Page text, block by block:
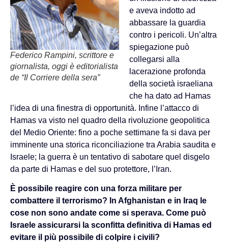
Federico Rampini, scrittore e
giornalista, oggi è editorialista
de “Il Corriere della sera”
e aveva indotto ad
abbassare la guardia
contro i pericoli. Un’altra
spiegazione può
collegarsi alla
lacerazione profonda
della società israeliana
che ha dato ad Hamas
l’idea di una finestra di opportunità. Infine l’attacco di
Hamas va visto nel quadro della rivoluzione geopolitica
del Medio Oriente: fino a poche settimane fa si dava per
imminente una storica riconciliazione tra Arabia saudita e
Israele; la guerra è un tentativo di sabotare quel disgelo
da parte di Hamas e del suo protettore, l’Iran.
È possibile reagire con una forza militare per
combattere il terrorismo? In Afghanistan e in Iraq le
cose non sono andate come si sperava. Come può
Israele assicurarsi la sconfitta definitiva di Hamas ed
evitare il più possibile di colpire i civili?